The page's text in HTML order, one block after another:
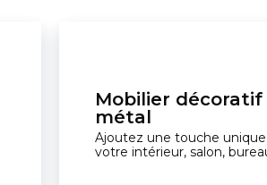
Mobilier décoratif
métal
Ajoutez une touche unique
votre intérieur, salon,